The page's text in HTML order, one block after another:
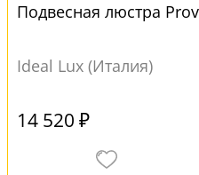
Подвесная люстра
Ideal Lux (Италия)
14 520 ₽